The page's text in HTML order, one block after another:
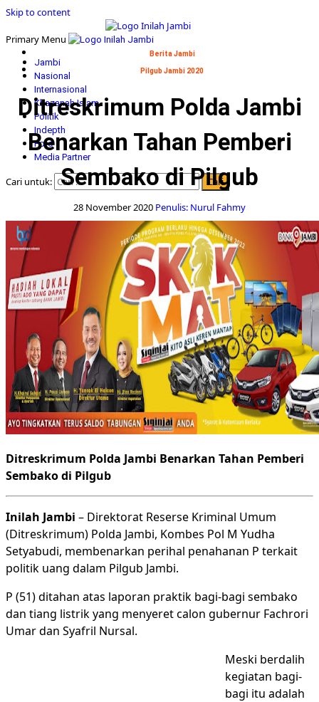
Skip to content
Primary Menu
Jambi
Nasional
Internasional
Khazanah Islam
Politik
Indepth
Foto
Media Partner
Cari untuk:
Berita Jambi
Pilgub Jambi 2020
Ditreskrimum Polda Jambi
Benarkan Tahan Pemberi
Sembako di Pilgub
28 November 2020 Penulis: Nurul Fahmy
Ditreskrimum Polda Jambi Benarkan Tahan Pemberi
Sembako di Pilgub
Inilah Jambi – Direktorat Reserse Kriminal Umum
(Ditreskrimum) Polda Jambi, Kombes Pol M Yudha
Setyabudi, membenarkan perihal penahanan P terkait
politik uang dalam Pilgub Jambi.
P (51) ditahan atas laporan praktik bagi-bagi sembako
dan tiang listrik yang menyeret calon gubernur Fachrori
Umar dan Syafril Nursal.
Meski berdalih
kegiatan bagi-
bagi itu adalah